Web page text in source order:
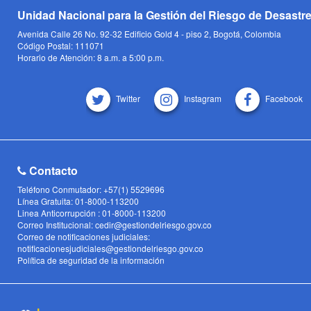
Unidad Nacional para la Gestión del Riesgo de
Avenida Calle 26 No. 92-32 Edificio Gold 4 - piso 2, Bogotá, Colombia
Código Postal: 111071
Horario de Atención: 8 a.m. a 5:00 p.m.
Twitter Instagram Facebook
Contacto
Teléfono Conmutador: +57(1) 5529696
Línea Gratuita: 01-8000-113200
Linea Anticorrupción : 01-8000-113200
Correo Institucional: cedir@gestiondelriesgo.gov.co
Correo de notificaciones judiciales:
notificacionesjudiciales@gestiondelriesgo.gov.co
Política de seguridad de la información